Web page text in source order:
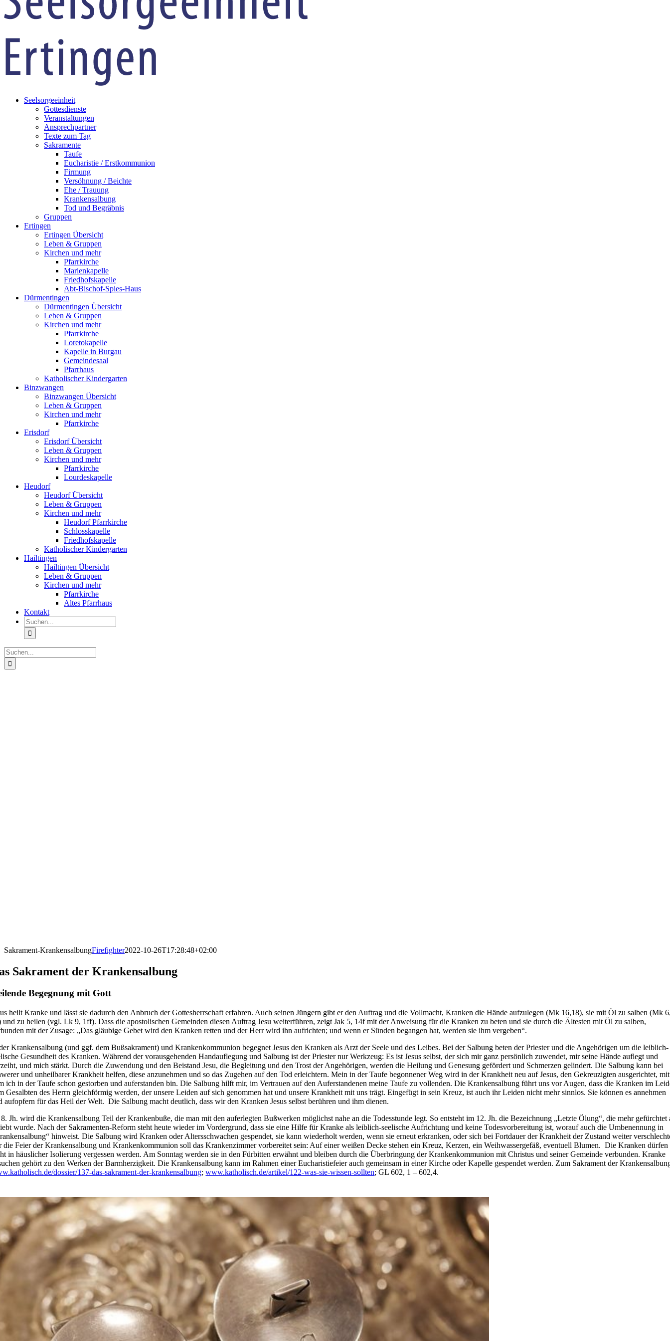
Seelsorgeeinheit
Gottesdienste
Veranstaltungen
Ansprechpartner
Texte zum Tag
Sakramente
Taufe
Eucharistie / Erstkommunion
Firmung
Versöhnung / Beichte
Ehe / Trauung
Krankensalbung
Tod und Begräbnis
Gruppen
Ertingen
Ertingen Übersicht
Leben & Gruppen
Kirchen und mehr
Pfarrkirche
Marienkapelle
Friedhofskapelle
Abt-Bischof-Spies-Haus
Dürmentingen
Dürmentingen Übersicht
Leben & Gruppen
Kirchen und mehr
Pfarrkirche
Loretokapelle
Kapelle in Burgau
Gemeindesaal
Pfarrhaus
Katholischer Kindergarten
Binzwangen
Binzwangen Übersicht
Leben & Gruppen
Kirchen und mehr
Pfarrkirche
Erisdorf
Erisdorf Übersicht
Leben & Gruppen
Kirchen und mehr
Pfarrkirche
Lourdeskapelle
Heudorf
Heudorf Übersicht
Leben & Gruppen
Kirchen und mehr
Heudorf Pfarrkirche
Schlosskapelle
Friedhofskapelle
Katholischer Kindergarten
Hailtingen
Hailtingen Übersicht
Leben & Gruppen
Kirchen und mehr
Pfarrkirche
Altes Pfarrhaus
Kontakt
Suche
nach:
Suche
nach:
Sakrament-KrankensalbungFirefighter2022-10-26T17:28:48+02:00
Sakrament der Krankensalbung
Begegnung mit Gott
heilt Kranke und lässt sie dadurch den Anbruch der Gottesherrschaft erfahren. Auch seinen Jüngern gibt er den Auftrag und die Vollmacht, Kranken die Hände aufzulegen (Mk 16,18), sie mit Öl zu salben (Mk
und zu heilen (vgl. Lk 9, 1ff). Dass die apostolischen Gemeinden diesen Auftrag Jesu weiterführen, zeigt Jak 5, 14f mit der Anweisung für die Kranken zu beten und sie durch die Ältesten mit Öl zu salben,
mit der Zusage: „Das gläubige Gebet wird den Kranken retten und der Herr wird ihn aufrichten; und wenn er Sünden begangen hat, werden sie ihm vergeben“.
Krankensalbung (und ggf. dem Bußsakrament) und Krankenkommunion begegnet Jesus den Kranken als Arzt der Seele und des Leibes. Bei der Salbung beten der Priester und die Angehörigen um die leiblich-
Gesundheit des Kranken. Während der vorausgehenden Handauflegung und Salbung ist der Priester nur Werkzeug: Es ist Jesus selbst, der sich mir ganz persönlich zuwendet, mir seine Hände auflegt und
und mich stärkt. Durch die Zuwendung und den Beistand Jesu, die Begleitung und den Trost der Angehörigen, werden die Heilung und Genesung gefördert und Schmerzen gelindert. Die Salbung kann bei
und unheilbarer Krankheit helfen, diese anzunehmen und so das Zugehen auf den Tod erleichtern. Mein in der Taufe begonnener Weg wird in der Krankheit neu auf Jesus, den Gekreuzigten ausgerichtet, mit
ich in der Taufe schon gestorben und auferstanden bin. Die Salbung hilft mir, im Vertrauen auf den Auferstandenen meine Taufe zu vollenden. Die Krankensalbung führt uns vor Augen, dass die Kranken im
Gesalbten des Herrn gleichförmig werden, der unsere Leiden auf sich genommen hat und unsere Krankheit mit uns trägt. Eingefügt in sein Kreuz, ist auch ihr Leiden nicht mehr sinnlos. Sie können es annehmen
aufopfern für das Heil der Welt. Die Salbung macht deutlich, dass wir den Kranken Jesus selbst berühren und ihm dienen.
Jh. wird die Krankensalbung Teil der Krankenbuße, die man mit den auferlegten Bußwerken möglichst nahe an die Todesstunde legt. So entsteht im 12. Jh. die Bezeichnung „Letzte Ölung“, die mehr gefürchtet
wurde. Nach der Sakramenten-Reform steht heute wieder im Vordergrund, dass sie eine Hilfe für Kranke als leiblich-seelische Aufrichtung und keine Todesvorbereitung ist, worauf auch die Umbenennung in
hinweist. Die Salbung wird Kranken oder Altersschwachen gespendet, sie kann wiederholt werden, wenn sie erneut erkranken, oder sich bei Fortdauer der Krankheit der Zustand weiter
die Feier der Krankensalbung und Krankenkommunion soll das Krankenzimmer vorbereitet sein: Auf einer weißen Decke stehen ein Kreuz, Kerzen, ein Weihwassergefäß, eventuell Blumen. Die Kranken dürfen
in häuslicher Isolierung vergessen werden. Am Sonntag werden sie in den Fürbitten erwähnt und bleiben durch die Überbringung der Krankenkommunion mit Christus und seiner Gemeinde verbunden. Kranke
gehört zu den Werken der Barmherzigkeit. Die Krankensalbung kann im Rahmen einer Eucharistiefeier auch gemeinsam in einer Kirche oder Kapelle gespendet werden. Zum Sakrament der
dossier/137-das-sakrament-der-krankensalbung;www.katholisch.de/artikel/122-was-sie-wissen-sollten; GL 602, 1 – 602,4.